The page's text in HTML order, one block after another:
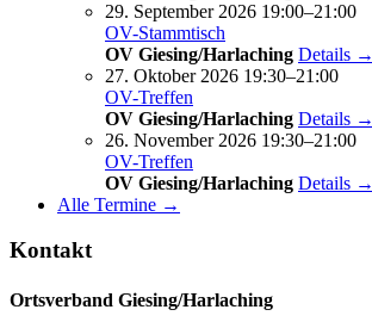
29. September 2026 19:00–21:00
OV-Stammtisch
OV Giesing/Harlaching Details →
27. Oktober 2026 19:30–21:00
OV-Treffen
OV Giesing/Harlaching Details →
26. November 2026 19:30–21:00
OV-Treffen
OV Giesing/Harlaching Details →
Alle Termine →
Kontakt
Ortsverband Giesing/Harlaching